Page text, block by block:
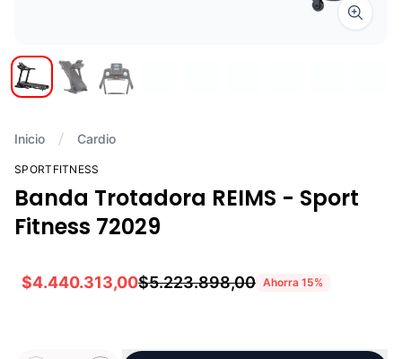
Zoom
Inicio Cardio
SPORTFITNESS
Banda Trotadora REIMS - Sport
Fitness 72029
$4.440.313,00$5.223.898,00 Ahorra 15%